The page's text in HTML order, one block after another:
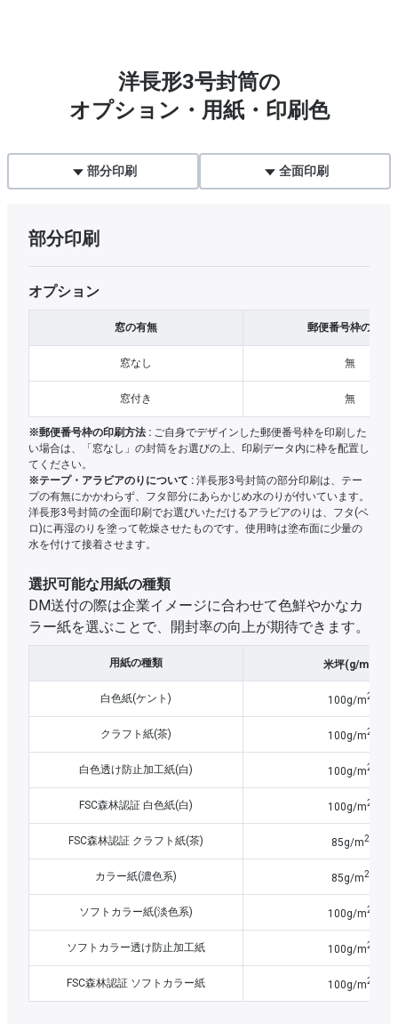
洋長形3号封筒の
オプション・用紙・印刷色
部分印刷 全面印刷
部分印刷
オプション
窓の有無 郵便番号枠の有無
窓なし 無
窓付き 無
※郵便番号枠の印刷方法 : ご自身でデザインした郵便番号枠を印刷した
い場合は、「窓なし」の封筒をお選びの上、印刷データ内に枠を配置し
てください。
※テープ・アラビアのりについて : 洋長形3号封筒の部分印刷は、テー
プの有無にかかわらず、フタ部分にあらかじめ水のりが付いています。
洋長形3号封筒の全面印刷でお選びいただけるアラビアのりは、フタ(ベ
ロ)に再湿のりを塗って乾燥させたものです。使用時は塗布面に少量の
水を付けて接着させます。
選択可能な用紙の種類
DM送付の際は企業イメージに合わせて色鮮やかなカ
ラー紙を選ぶことで、開封率の向上が期待できます。
用紙の種類 米坪(g/m2
白色紙(ケント) 100g/m2
クラフト紙(茶) 100g/m2
白色透け防止加工紙(白) 100g/m2
FSC森林認証 白色紙(白) 100g/m2
FSC森林認証 クラフト紙(茶) 85g/m2
カラー紙(濃色系) 85g/m2
ソフトカラー紙(淡色系) 100g/m2
ソフトカラー透け防止加工紙 100g/m2
FSC森林認証 ソフトカラー紙 100g/m2